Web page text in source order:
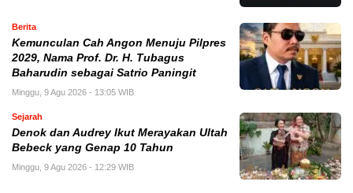
Berita
Kemunculan Cah Angon Menuju Pilpres
2029, Nama Prof. Dr. H. Tubagus
Baharudin sebagai Satrio Paningit
Minggu, 9 Agu 2026 - 13:05 WIB
Sejarah
Denok dan Audrey Ikut Merayakan Ultah
Bebeck yang Genap 10 Tahun
Minggu, 9 Agu 2026 - 12:29 WIB